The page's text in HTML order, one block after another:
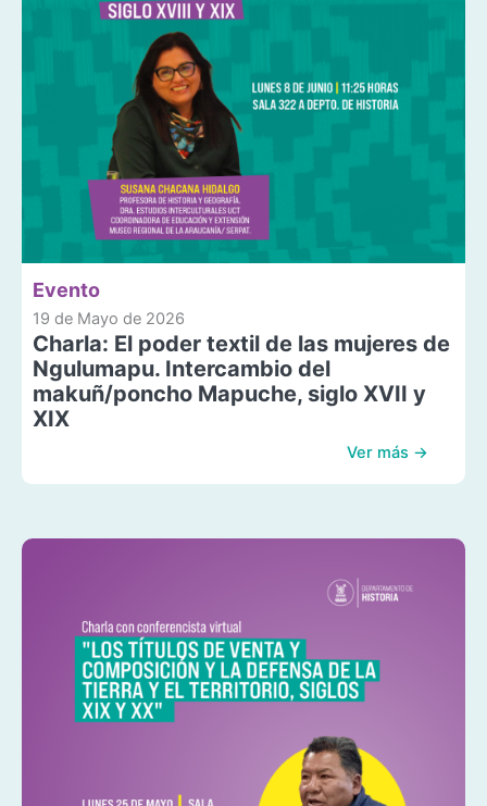
Evento
19 de Mayo de 2026
Charla: El poder textil de las mujeres de
Ngulumapu. Intercambio del
makuñ/poncho Mapuche, siglo XVII y
XIX
Ver más →